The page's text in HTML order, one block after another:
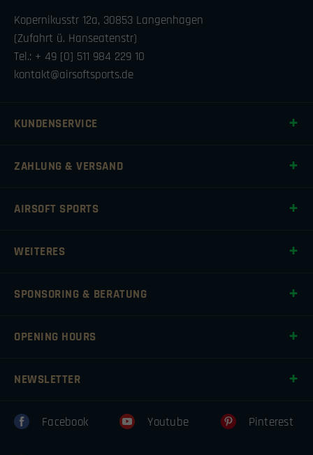
Kopernikusstr 12a, 30853 Langenhagen
(Zufahrt ü. Hanseatenstr)
Tel.: + 49 [0] 511 984 229 10
kontakt@airsoftsports.de
KUNDENSERVICE
ZAHLUNG & VERSAND
AIRSOFT SPORTS
WEITERES
SPONSORING & BERATUNG
OPENING HOURS
NEWSLETTER
Facebook Youtube Pinterest